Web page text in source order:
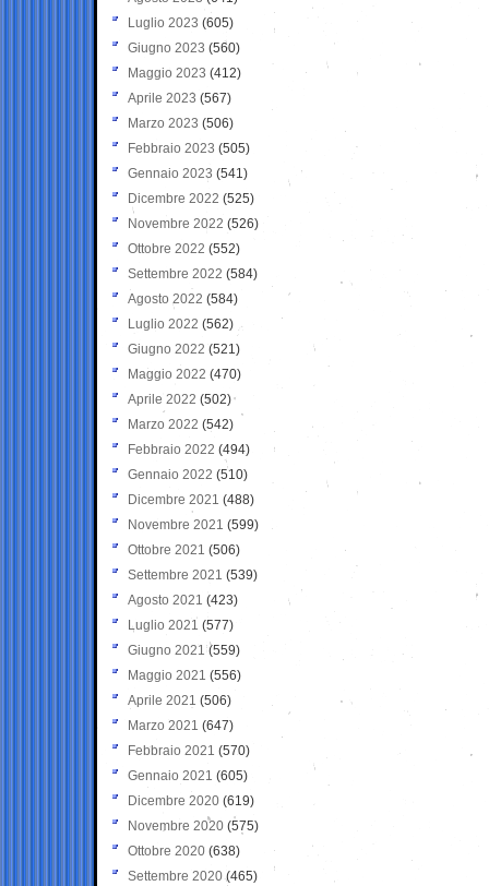
Luglio 2023 (605)
Giugno 2023 (560)
Maggio 2023 (412)
Aprile 2023 (567)
Marzo 2023 (506)
Febbraio 2023 (505)
Gennaio 2023 (541)
Dicembre 2022 (525)
Novembre 2022 (526)
Ottobre 2022 (552)
Settembre 2022 (584)
Agosto 2022 (584)
Luglio 2022 (562)
Giugno 2022 (521)
Maggio 2022 (470)
Aprile 2022 (502)
Marzo 2022 (542)
Febbraio 2022 (494)
Gennaio 2022 (510)
Dicembre 2021 (488)
Novembre 2021 (599)
Ottobre 2021 (506)
Settembre 2021 (539)
Agosto 2021 (423)
Luglio 2021 (577)
Giugno 2021(559)
Maggio 2021 (556)
Aprile 2021 (506)
Marzo 2021 (647)
Febbraio 2021 (570)
Gennaio 2021 (605)
Dicembre 2020 (619)
Novembre 2020 (575)
Ottobre 2020 (638)
Settembre 2020(465)